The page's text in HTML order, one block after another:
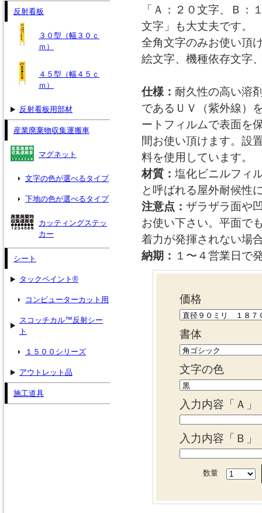
「Ａ：２０文字、Ｂ：
文字」も大丈夫です。
全角文字のみお使い頂
絵文字、機種依存文字
仕様： 耐久性の高い溶
であるＵＶ（紫外線）
ートフィルムで表面を
間お使い頂けます。設
料を使用しています。
材質： 塩化ビニルフィ
と呼ばれる屋外耐候性
注意点： ザラザラ面や
お使い下さい。平面で
着力が発揮されない場
納期： １〜４営業日で
価格
書体
文字の色
入力内容「Ａ」
入力内容「Ｂ」
数量
反射看板
３０型（幅３０ｃ
ｍ）
４５型（幅４５ｃ
ｍ）
反射看板用部材
産業廃棄物収集運搬車
マグネット
文字の色が選べるタイプ
下地の色が選べるタイプ
カッティングステッ
カー
シート
タックペイント®
コンピューターカット用
スコッチカル™反射シー
ト
１５００シリーズ
アウトレット品
施工道具